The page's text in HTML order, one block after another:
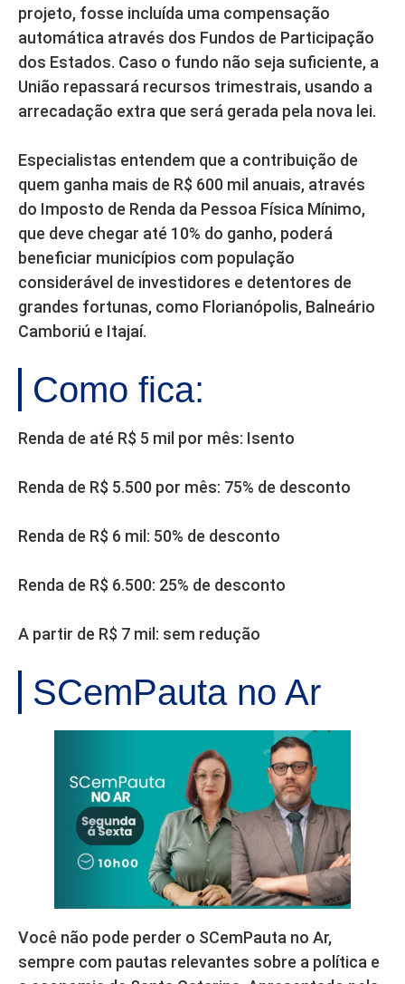
projeto, fosse incluída uma compensação
automática através dos Fundos de Participação
dos Estados. Caso o fundo não seja suficiente, a
União repassará recursos trimestrais, usando a
arrecadação extra que será gerada pela nova lei.
Especialistas entendem que a contribuição de
quem ganha mais de R$ 600 mil anuais, através
do Imposto de Renda da Pessoa Física Mínimo,
que deve chegar até 10% do ganho, poderá
beneficiar municípios com população
considerável de investidores e detentores de
grandes fortunas, como Florianópolis, Balneário
Camboriú e Itajaí.
Como fica:
Renda de até R$ 5 mil por mês: Isento
Renda de R$ 5.500 por mês: 75% de desconto
Renda de R$ 6 mil: 50% de desconto
Renda de R$ 6.500: 25% de desconto
A partir de R$ 7 mil: sem redução
SCemPauta no Ar
Você não pode perder o SCemPauta no Ar,
sempre com pautas relevantes sobre a política e